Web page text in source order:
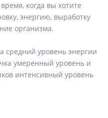
когда вы хотите
энергию, выработку
организма.
средний уровень энергии
умеренный уровень и
интенсивный уровень